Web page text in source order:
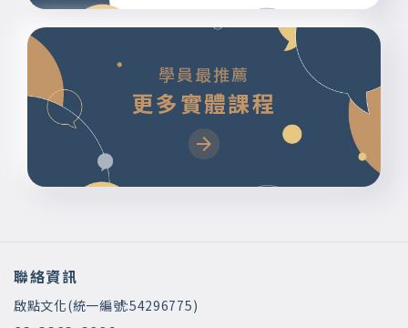
學員最推薦
更多實體課程
聯絡資訊
啟點文化(統一編號:54296775)